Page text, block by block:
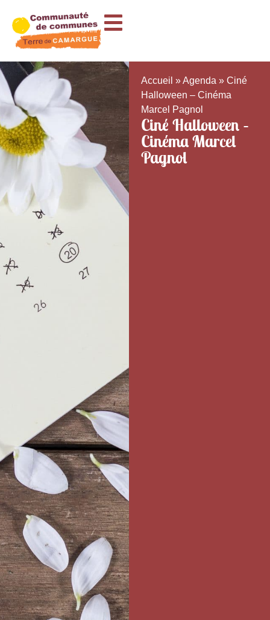
Accueil »Agenda » Ciné
Halloween – Cinéma
Marcel Pagnol
Ciné Halloween –
Cinéma Marcel
Pagnol